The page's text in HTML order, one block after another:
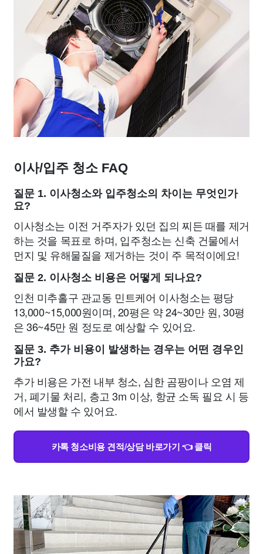
이사/입주 청소 FAQ
질문 1. 이사청소와 입주청소의 차이는 무엇인가
요?
이사청소는 이전 거주자가 있던 집의 찌든 때를 제거
하는 것을 목표로 하며, 입주청소는 신축 건물에서
먼지 및 유해물질을 제거하는 것이 주 목적이에요!
질문 2. 이사청소 비용은 어떻게 되나요?
인천 미추홀구 관교동 민트케어 이사청소는 평당
13,000~15,000원이며, 20평은 약 24~30만 원, 30평
은 36~45만 원 정도로 예상할 수 있어요.
질문 3. 추가 비용이 발생하는 경우는 어떤 경우인
가요?
추가 비용은 가전 내부 청소, 심한 곰팡이나 오염 제
거, 폐기물 처리, 층고 3m 이상, 항균 소독 필요 시 등
에서 발생할 수 있어요.
카톡 청소비용 견적/상담 바로가기 👈 클릭